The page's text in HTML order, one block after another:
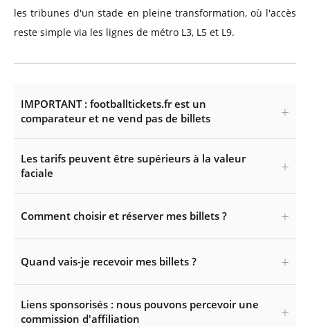
les tribunes d'un stade en pleine transformation, où l'accès
reste simple via les lignes de métro L3, L5 et L9.
IMPORTANT : footballtickets.fr est un
comparateur et ne vend pas de billets
Les tarifs peuvent être supérieurs à la valeur
faciale
Comment choisir et réserver mes billets ?
Quand vais-je recevoir mes billets ?
Liens sponsorisés : nous pouvons percevoir une
commission d'affiliation